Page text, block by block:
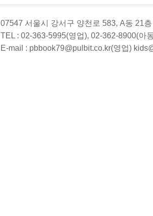
07547 서울시 강서구 양천로 583, A동 21
TEL : 02-363-5995(영업), 02-362-8900(아
E-mail : pbbook79@pulbit.co.kr(영업)